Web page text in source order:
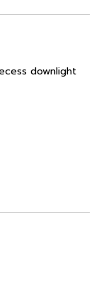
downlight